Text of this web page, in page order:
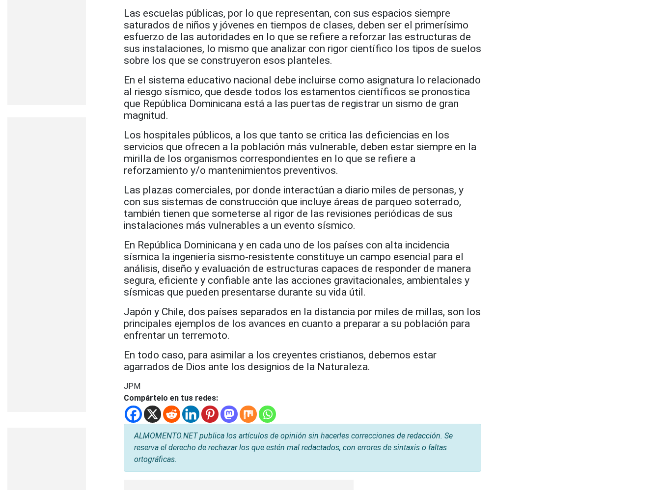
Las escuelas públicas, por lo que representan, con sus espacios siempre
saturados de niños y jóvenes en tiempos de clases, deben ser el primerísimo
esfuerzo de las autoridades en lo que se refiere a reforzar las estructuras de
sus instalaciones, lo mismo que analizar con rigor científico los tipos de suelos
sobre los que se construyeron esos planteles.
En el sistema educativo nacional debe incluirse como asignatura lo relacionado
al riesgo sísmico, que desde todos los estamentos científicos se pronostica
que República Dominicana está a las puertas de registrar un sismo de gran
magnitud.
Los hospitales públicos, a los que tanto se critica las deficiencias en los
servicios que ofrecen a la población más vulnerable, deben estar siempre en la
mirilla de los organismos correspondientes en lo que se refiere a
reforzamiento y/o mantenimientos preventivos.
Las plazas comerciales, por donde interactúan a diario miles de personas, y
con sus sistemas de construcción que incluye áreas de parqueo soterrado,
también tienen que someterse al rigor de las revisiones periódicas de sus
instalaciones más vulnerables a un evento sísmico.
En República Dominicana y en cada uno de los países con alta incidencia
sísmica la ingeniería sismo-resistente constituye un campo esencial para el
análisis, diseño y evaluación de estructuras capaces de responder de manera
segura, eficiente y confiable ante las acciones gravitacionales, ambientales y
sísmicas que pueden presentarse durante su vida útil.
Japón y Chile, dos países separados en la distancia por miles de millas, son los
principales ejemplos de los avances en cuanto a preparar a su población para
enfrentar un terremoto.
En todo caso, para asimilar a los creyentes cristianos, debemos estar
agarrados de Dios ante los designios de la Naturaleza.
JPM
Compártelo en tus redes:
ALMOMENTO.NET publica los artículos de opinión sin hacerles correcciones de redacción. Se
reserva el derecho de rechazar los que estén mal redactados, con errores de sintaxis o faltas
ortográficas.